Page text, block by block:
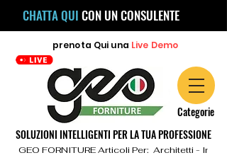
CHATTA QUI CON UN CONSULENTE
prenota Qui una Live Demo
Categorie
SOLUZIONI INTELLIGENTI PER LA TUA PROFESSIONE
GEO FORNITURE Articoli Per:  Architetti -